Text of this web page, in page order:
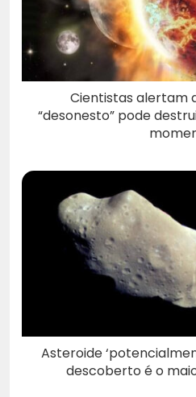
Cientistas alertam
“desonesto” pode
Asteroide
descoberto é o